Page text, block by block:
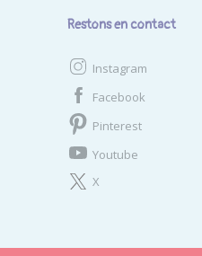
Restons en contact
Instagram
Facebook
Pinterest
Youtube
X